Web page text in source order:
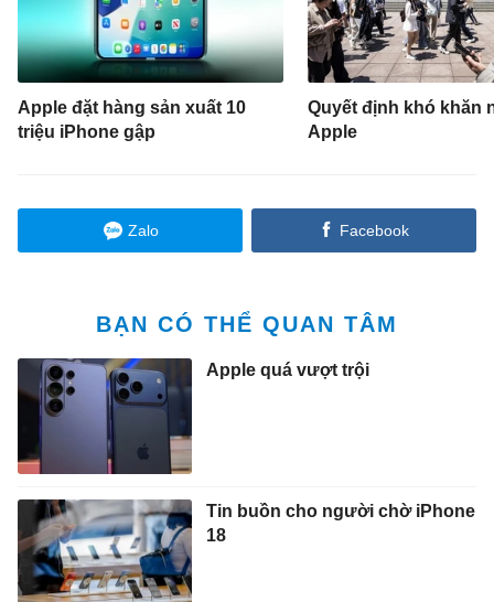
Apple đặt hàng sản xuất 10
triệu iPhone gập
Quyết định khó khăn
Apple
Zalo Facebook
BẠN CÓ THỂ QUAN TÂM
Apple quá vượt trội
Tin buồn cho người chờ iPhone
18